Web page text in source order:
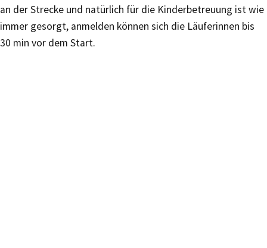
an der Strecke und natürlich für die Kinderbetreuung ist wie
immer gesorgt, anmelden können sich die Läuferinnen bis
30 min vor dem Start.